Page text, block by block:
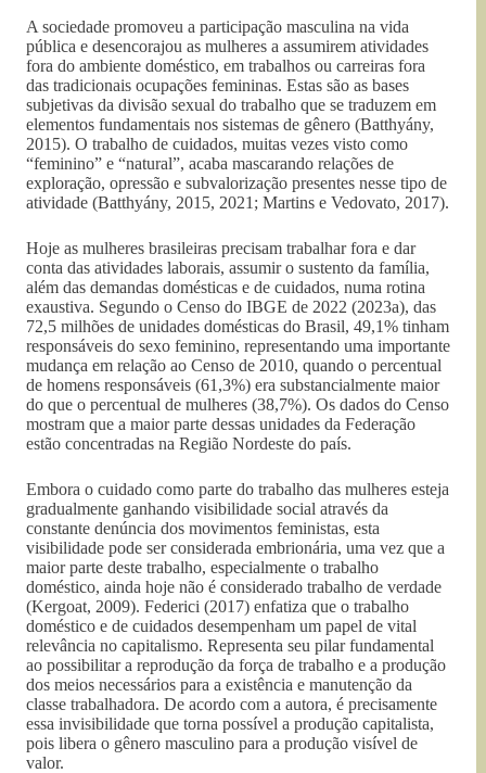
A sociedade promoveu a participação masculina na vida
pública e desencorajou as mulheres a assumirem atividades
fora do ambiente doméstico, em trabalhos ou carreiras fora
das tradicionais ocupações femininas. Estas são as bases
subjetivas da divisão sexual do trabalho que se traduzem em
elementos fundamentais nos sistemas de gênero (Batthyány,
2015). O trabalho de cuidados, muitas vezes visto como
“feminino” e “natural”, acaba mascarando relações de
exploração, opressão e subvalorização presentes nesse tipo de
atividade (Batthyány, 2015, 2021; Martins e Vedovato, 2017).
Hoje as mulheres brasileiras precisam trabalhar fora e dar
conta das atividades laborais, assumir o sustento da família,
além das demandas domésticas e de cuidados, numa rotina
exaustiva. Segundo o Censo do IBGE de 2022 (2023a), das
72,5 milhões de unidades domésticas do Brasil, 49,1% tinham
responsáveis do sexo feminino, representando uma importante
mudança em relação ao Censo de 2010, quando o percentual
de homens responsáveis (61,3%) era substancialmente maior
do que o percentual de mulheres (38,7%). Os dados do Censo
mostram que a maior parte dessas unidades da Federação
estão concentradas na Região Nordeste do país.
Embora o cuidado como parte do trabalho das mulheres esteja
gradualmente ganhando visibilidade social através da
constante denúncia dos movimentos feministas, esta
visibilidade pode ser considerada embrionária, uma vez que a
maior parte deste trabalho, especialmente o trabalho
doméstico, ainda hoje não é considerado trabalho de verdade
(Kergoat, 2009). Federici (2017) enfatiza que o trabalho
doméstico e de cuidados desempenham um papel de vital
relevância no capitalismo. Representa seu pilar fundamental
ao possibilitar a reprodução da força de trabalho e a produção
dos meios necessários para a existência e manutenção da
classe trabalhadora. De acordo com a autora, é precisamente
essa invisibilidade que torna possível a produção capitalista,
pois libera o gênero masculino para a produção visível de
valor.